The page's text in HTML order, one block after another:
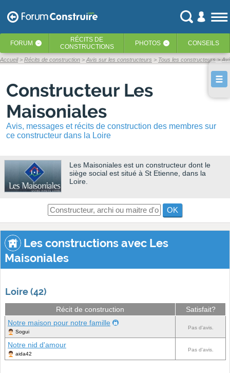
FORUM ‹ RÉCITS DE
CONSTRUCTIONS
PHOTOS ‹ CONSEILS
Accueil Récits de construction Avis sur les constructeurs Tous les constructeurs
Constructeur Les
Maisoniales
Avis, messages et récits de construction des membres sur
ce constructeur dans la Loire
Les Maisoniales est un constructeur dont le
siège social est situé à St Etienne, dans la
Loire.
OK
Les constructions avec Les
Maisoniales
Loire (42)
Récit de construction
Satisfait?
Notre maison pour notre famille
Sogui
Pas d'avis.
Notre nid d'amour
aida42
Pas d'avis.